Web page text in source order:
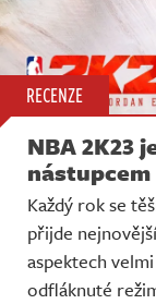
RECENZE
NBA 2K23
nástupcem
Každý rok se
přijde
aspektech
odfláknuté